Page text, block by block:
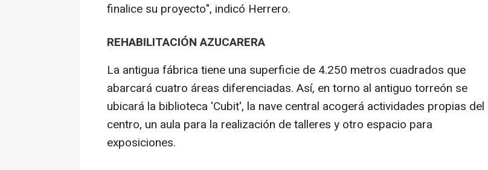
finalice su proyecto", indicó Herrero.
REHABILITACIÓN AZUCARERA
La antigua fábrica tiene una superficie de 4.250 metros cuadrados que
abarcará cuatro áreas diferenciadas. Así, en torno al antiguo torreón se
ubicará la biblioteca 'Cubit', la nave central acogerá actividades propias del
centro, un aula para la realización de talleres y otro espacio para
exposiciones.